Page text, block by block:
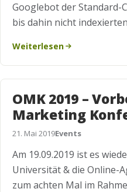
Googlebot der Standard-
bis dahin nicht
Weiterlesen
OMK 2019 –
Marketing
21. Mai 2019Events
Am 19.09.2019 ist es
Universität & die Online-
zum achten Mal im